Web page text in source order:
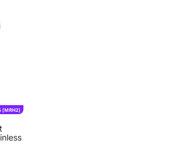
[MRH2]